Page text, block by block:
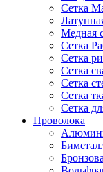
Сетка
Медная
Сетка
Сетка
Сетка
Сетка
Сетка
Сетка
Проволока